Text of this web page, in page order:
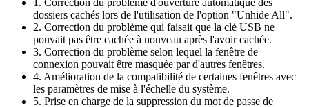
1. Correction du problème d'ouverture automatique des
dossiers cachés lors de l'utilisation de l'option "Unhide All".
2. Correction du problème qui faisait que la clé USB ne
pouvait pas être cachée à nouveau après l'avoir cachée.
3. Correction du problème selon lequel la fenêtre de
connexion pouvait être masquée par d'autres fenêtres.
4. Amélioration de la compatibilité de certaines fenêtres avec
les paramètres de mise à l'échelle du système.
5. Prise en charge de la suppression du mot de passe de